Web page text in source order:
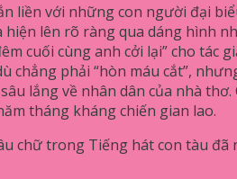
liền với những con người đại
lên rõ ràng qua dáng hình
cuối cùng anh cởi lại” cho tác
phải “hòn máu cắt”,
lắng về nhân dân của nhà
tháng kháng chiến gian lao.
chữ trong Tiếng hát con tàu đã